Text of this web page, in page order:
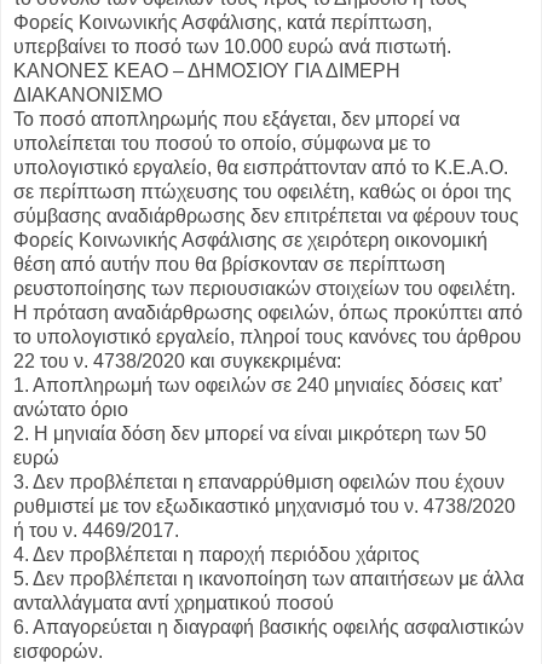
Φορείς Κοινωνικής Ασφάλισης, κατά περίπτωση,
υπερβαίνει το ποσό των 10.000 ευρώ ανά πιστωτή.
ΚΑΝΟΝΕΣ ΚΕΑΟ – ΔΗΜΟΣΙΟΥ ΓΙΑ ΔΙΜΕΡΗ
ΔΙΑΚΑΝΟΝΙΣΜΟ
Το ποσό αποπληρωμής που εξάγεται, δεν μπορεί να
υπολείπεται του ποσού το οποίο, σύμφωνα με το
υπολογιστικό εργαλείο, θα εισπράττονταν από το Κ.Ε.Α.Ο.
σε περίπτωση πτώχευσης του οφειλέτη, καθώς οι όροι της
σύμβασης αναδιάρθρωσης δεν επιτρέπεται να φέρουν τους
Φορείς Κοινωνικής Ασφάλισης σε χειρότερη οικονομική
θέση από αυτήν που θα βρίσκονταν σε περίπτωση
ρευστοποίησης των περιουσιακών στοιχείων του οφειλέτη.
Η πρόταση αναδιάρθρωσης οφειλών, όπως προκύπτει από
το υπολογιστικό εργαλείο, πληροί τους κανόνες του άρθρου
22 του ν. 4738/2020 και συγκεκριμένα:
1. Αποπληρωμή των οφειλών σε 240 μηνιαίες δόσεις κατ’
ανώτατο όριο
2. Η μηνιαία δόση δεν μπορεί να είναι μικρότερη των 50
ευρώ
3. Δεν προβλέπεται η επαναρρύθμιση οφειλών που έχουν
ρυθμιστεί με τον εξωδικαστικό μηχανισμό του ν. 4738/2020
ή του ν. 4469/2017.
4. Δεν προβλέπεται η παροχή περιόδου χάριτος
5. Δεν προβλέπεται η ικανοποίηση των απαιτήσεων με άλλα
ανταλλάγματα αντί χρηματικού ποσού
6. Απαγορεύεται η διαγραφή βασικής οφειλής ασφαλιστικών
εισφορών.